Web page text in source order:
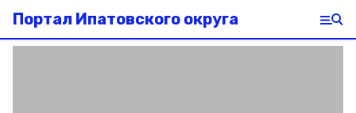
Портал Ипатовского округа